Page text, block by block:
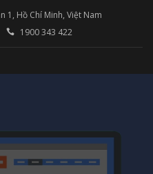
1, Hồ Chí Minh, Việt Nam
1900 343 422